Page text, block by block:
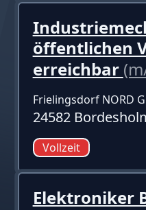
öffentlichen
erreichbar
Frielingsdorf NORD
24582
Vollzeit
Elektroniker